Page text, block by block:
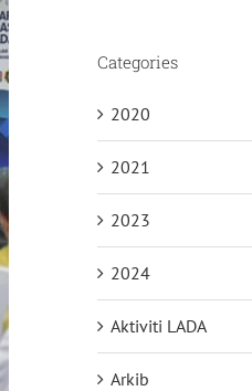
Categories
2020
2021
2023
2024
Aktiviti LADA
Arkib